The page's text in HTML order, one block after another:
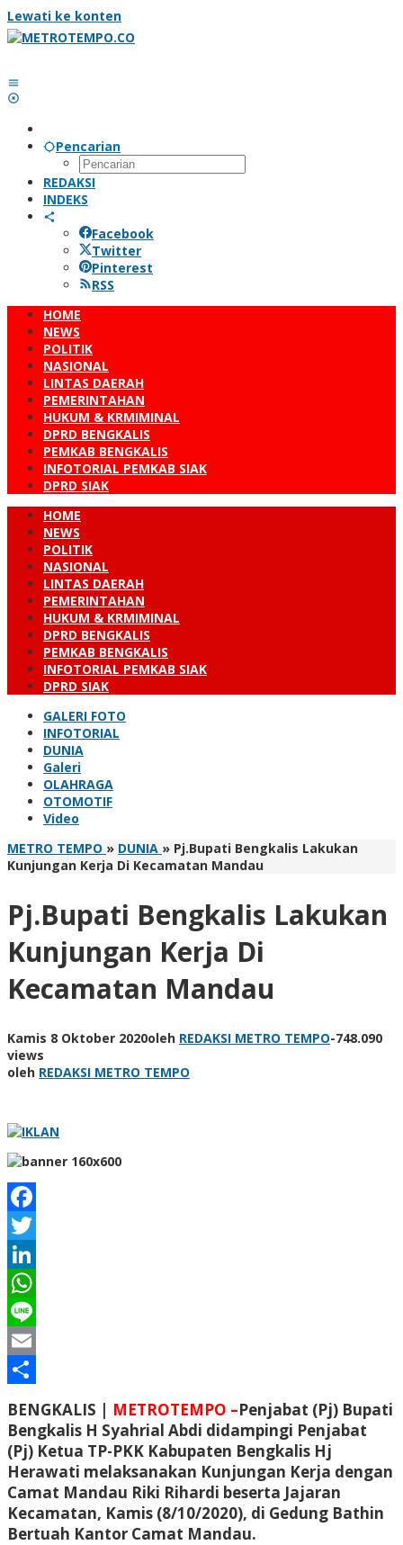
Lewati ke konten
Pencarian
REDAKSI
INDEKS
Facebook
Twitter
Pinterest
RSS
HOME
NEWS
POLITIK
NASIONAL
LINTAS DAERAH
PEMERINTAHAN
HUKUM & KRMIMINAL
DPRD BENGKALIS
PEMKAB BENGKALIS
INFOTORIAL PEMKAB SIAK
DPRD SIAK
HOME
NEWS
POLITIK
NASIONAL
LINTAS DAERAH
PEMERINTAHAN
HUKUM & KRMIMINAL
DPRD BENGKALIS
PEMKAB BENGKALIS
INFOTORIAL PEMKAB SIAK
DPRD SIAK
GALERI FOTO
INFOTORIAL
DUNIA
Galeri
OLAHRAGA
OTOMOTIF
Video
METRO TEMPO » DUNIA » Pj.Bupati Bengkalis Lakukan
Kunjungan Kerja Di Kecamatan Mandau
Pj.Bupati Bengkalis Lakukan
Kunjungan Kerja Di
Kecamatan Mandau
Kamis 8 Oktober 2020oleh REDAKSI METRO TEMPO-748.090
views
oleh REDAKSI METRO TEMPO
Facebook
Twitter
LinkedIn
WhatsApp
Line
Email
BENGKALIS | METROTEMPO –Penjabat (Pj) Bupati
Bengkalis H Syahrial Abdi didampingi Penjabat
(Pj) Ketua TP-PKK Kabupaten Bengkalis Hj
Herawati melaksanakan Kunjungan Kerja dengan
Camat Mandau Riki Rihardi beserta Jajaran
Kecamatan, Kamis (8/10/2020), di Gedung Bathin
Bertuah Kantor Camat Mandau.